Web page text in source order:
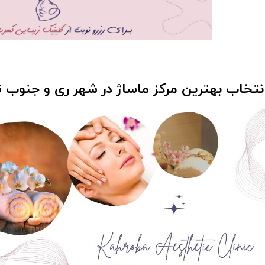
بهترین مرکز ماساژ در شهر ری و جنوب